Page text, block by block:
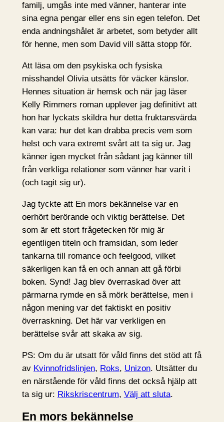
familj, umgås inte med vänner, hanterar inte
sina egna pengar eller ens sin egen telefon. Det
enda andningshålet är arbetet, som betyder allt
för henne, men som David vill sätta stopp för.
Att läsa om den psykiska och fysiska
misshandel Olivia utsätts för väcker känslor.
Hennes situation är hemsk och när jag läser
Kelly Rimmers roman upplever jag definitivt att
hon har lyckats skildra hur detta fruktansvärda
kan vara: hur det kan drabba precis vem som
helst och vara extremt svårt att ta sig ur. Jag
känner igen mycket från sådant jag känner till
från verkliga relationer som vänner har varit i
(och tagit sig ur).
Jag tyckte att En mors bekännelse var en
oerhört berörande och viktig berättelse. Det
som är ett stort frågetecken för mig är
egentligen titeln och framsidan, som leder
tankarna till romance och feelgood, vilket
säkerligen kan få en och annan att gå förbi
boken. Synd! Jag blev överraskad över att
pärmarna rymde en så mörk berättelse, men i
någon mening var det faktiskt en positiv
överraskning. Det här var verkligen en
berättelse svår att skaka av sig.
PS: Om du är utsatt för våld finns det stöd att få
av Kvinnofridslinjen, Roks, Unizon. Utsätter du
en närstående för våld finns det också hjälp att
ta sig ur: Rikskriscentrum, Välj att sluta.
En mors bekännelse